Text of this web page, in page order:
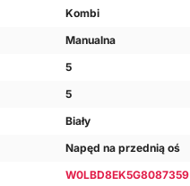
Kombi
Manualna
5
5
Biały
Napęd na przednią oś
W0LBD8EK5G8087359